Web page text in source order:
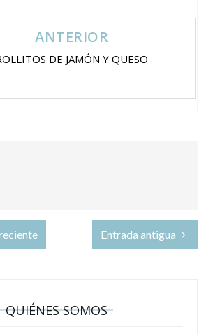
ANTERIOR
DE JAMÓN Y QUESO
Entrada antigua
QUIÉNES SOMOS